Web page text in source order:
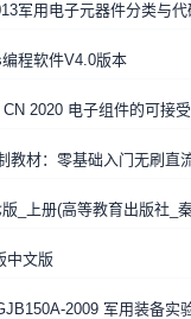
军用电子元器件分类与代
程软件V4.0版本
CN 2020 电子组件的可接
教材：零基础入门无刷直
_上册(高等教育出版社_
中文版
2009 军用装备实